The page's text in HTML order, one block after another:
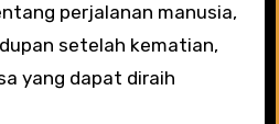
perjalanan manusia,
setelah kematian,
yang dapat diraih